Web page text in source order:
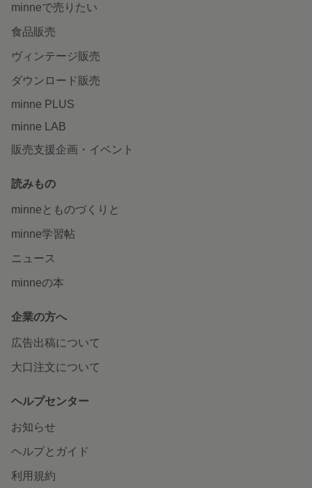
minneで売りたい
食品販売
ヴィンテージ販売
ダウンロード販売
minne PLUS
minne LAB
販売支援企画・イベント
読みもの
minneとものづくりと
minne学習帖
ニュース
minneの本
企業の方へ
広告出稿について
大口注文について
ヘルプセンター
お知らせ
ヘルプとガイド
利用規約